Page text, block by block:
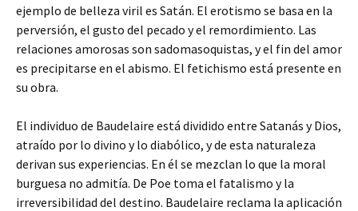
ejemplo de belleza viril es Satán. El erotismo se basa en la
perversión, el gusto del pecado y el remordimiento. Las
relaciones amorosas son sadomasoquistas, y el fin del amor
es precipitarse en el abismo. El fetichismo está presente en
su obra.
El individuo de Baudelaire está dividido entre Satanás y Dios,
atraído por lo divino y lo diabólico, y de esta naturaleza
derivan sus experiencias. En él se mezclan lo que la moral
burguesa no admitía. De Poe toma el fatalismo y la
irreversibilidad del destino. Baudelaire reclama la aplicación